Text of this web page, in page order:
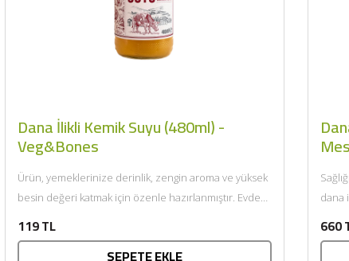
Dana İlikli Kemik Suyu (480ml) -
Veg&Bones
Ürün, yemeklerinize derinlik, zengin aroma ve yüksek
besin değeri katmak için özenle hazırlanmıştır. Evde
119 TL
SEPETE EKLE
dana
660
2690,00 TL
2071,30 TL
Kaan Olgun Hasat
Naturel Sızma Zeytinyağı
Zeytincilik
SEPETE EKLE